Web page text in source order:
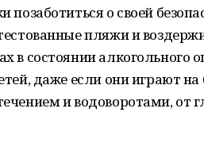
позаботиться о своей
пляжи и
в состоянии алкогольного
даже если они играют
и водоворотами, от